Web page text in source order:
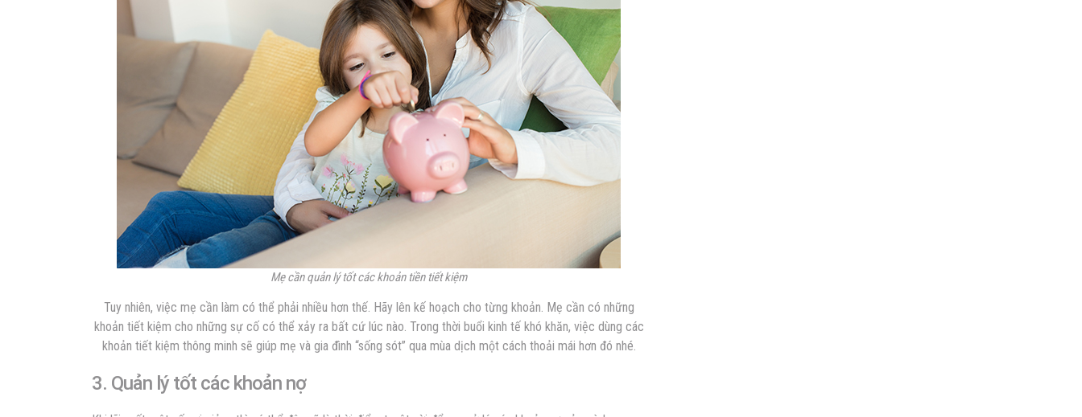
Mẹ cần quản lý tốt các khoản tiền tiết kiệm
Tuy nhiên, việc mẹ cần làm có thể phải nhiều hơn thế. Hãy lên kế hoạch cho từng khoản. Mẹ cần có những
khoản tiết kiệm cho những sự cố có thể xảy ra bất cứ lúc nào. Trong thời buổi kinh tế khó khăn, việc dùng các
khoản tiết kiệm thông minh sẽ giúp mẹ và gia đình “sống sót” qua mùa dịch một cách thoải mái hơn đó nhé.
3. Quản lý tốt các khoản nợ